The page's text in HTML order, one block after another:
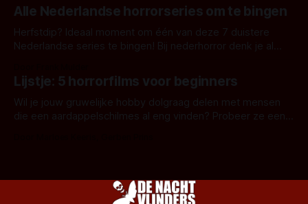
Alle Nederlandse horrorseries om te bingen
Herfstdip? Ideaal moment om één van deze 7 duistere
Nederlandse series te bingen! Bij nederhorror denk je al
Amsterdamned of The Johnsons. Maar Nederlandse horror
is niet beperkt tot films. Hier een aantal Nederlandse tv-
series uit het duistere of horrorgenre. Als
Lijstje: 5 horrorfilms voor beginners
Wil je jouw gruwelijke hobby dolgraag delen met mensen
die een aardappelschilmes al eng vinden? Probeer ze eens